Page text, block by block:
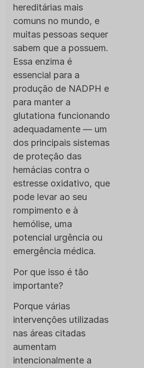
hereditárias mais
comuns no mundo, e
muitas pessoas sequer
sabem que a possuem.
Essa enzima é
essencial para a
produção de NADPH e
para manter a
glutationa funcionando
adequadamente — um
dos principais sistemas
de proteção das
hemácias contra o
estresse oxidativo, que
pode levar ao seu
rompimento e à
hemólise, uma
potencial urgência ou
emergência médica.
Por que isso é tão
importante?
Porque várias
intervenções utilizadas
nas áreas citadas
aumentam
intencionalmente a